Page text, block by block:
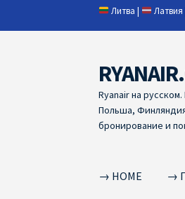
Литва | Латвия
Skip
to
navigation
Skip
to
content
Ryanair на
Польша,
бронирование и
→ HOME →